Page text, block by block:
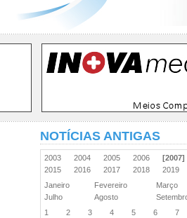
NOTÍCIAS ANTIGAS
2003 2004 2005 2006
[2007]
2015
2016 2017 2018
2019
Janeiro
Fevereiro
Março
Julho
Agosto
1
2 3 4 5 6
7